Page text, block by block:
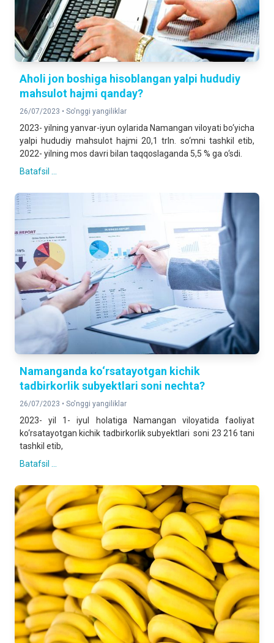
Aholi jon boshiga hisoblangan yalpi hududiy
mahsulot hajmi qanday?
26/07/2023 • So'nggi yangiliklar
2023- yilning yanvar-iyun oylarida Namangan viloyati bo‘yicha
yalpi hududiy mahsulot hajmi 20,1 trln. so‘mni tashkil etib,
2022- yilning mos davri bilan taqqoslaganda 5,5 % ga o‘sdi.
Batafsil ...
Namanganda ko‘rsatayotgan kichik
tadbirkorlik subyektlari soni nechta?
26/07/2023 • So'nggi yangiliklar
2023- yil 1- iyul holatiga Namangan viloyatida faoliyat
ko‘rsatayotgan kichik tadbirkorlik subyektlari soni 23 216 tani
tashkil etib,
Batafsil ...